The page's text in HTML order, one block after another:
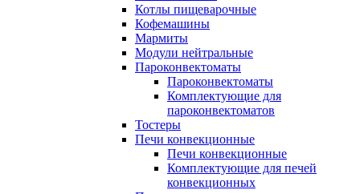
Котлы пищеварочные
Кофемашины
Мармиты
Модули нейтральные
Пароконвектоматы
Пароконвектоматы
Комплектующие для
пароконвектоматов
Тостеры
Печи конвекционные
Печи конвекционные
Комплектующие для печей
конвекционных